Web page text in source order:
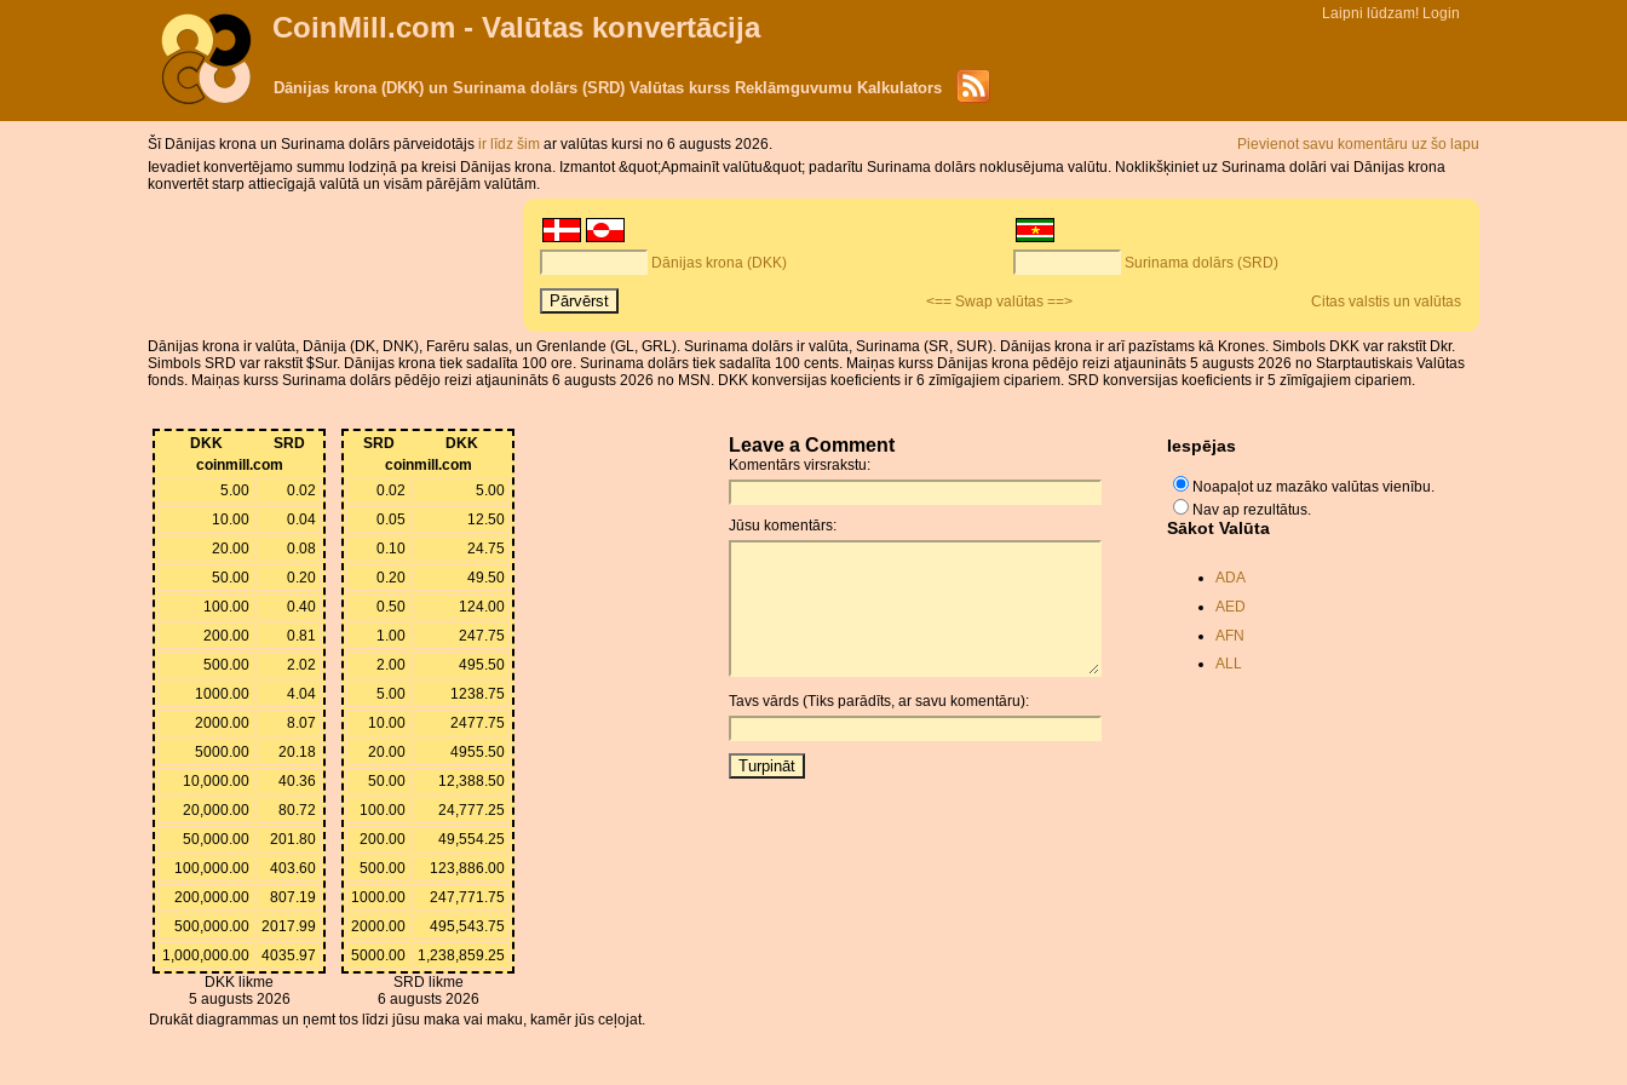
CoinMill.com - Valūtas konvertācija Laipni lūdzam! Login
Dānijas krona (DKK) un Surinama dolārs (SRD) Valūtas kurss Reklāmguvumu Kalkulators
Pievienot savu komentāru uz šo lapu
Šī Dānijas krona un Surinama dolārs pārveidotājs ir līdz šim ar valūtas kursi no 6 augusts 2026.
Ievadiet konvertējamo summu lodziņā pa kreisi Dānijas krona. Izmantot &quot;Apmainīt valūtu&quot; padarītu Surinama dolārs noklusējuma valūtu. Noklikšķiniet uz Surinama dolāri vai Dānijas krona
konvertēt starp attiecīgajā valūtā un visām pārējām valūtām.
Dānijas krona (DKK) Surinama dolārs (SRD)
<== Swap valūtas ==> Citas valstis un valūtas
Dānijas krona ir valūta, Dānija (DK, DNK), Farēru salas, un Grenlande (GL, GRL). Surinama dolārs ir valūta, Surinama (SR, SUR). Dānijas krona ir arī pazīstams kā Krones. Simbols DKK var rakstīt Dkr.
Simbols SRD var rakstīt $Sur. Dānijas krona tiek sadalīta 100 ore. Surinama dolārs tiek sadalīta 100 cents. Maiņas kurss Dānijas krona pēdējo reizi atjaunināts 5 augusts 2026 no Starptautiskais Valūtas
fonds. Maiņas kurss Surinama dolārs pēdējo reizi atjaunināts 6 augusts 2026 no MSN. DKK konversijas koeficients ir 6 zīmīgajiem cipariem. SRD konversijas koeficients ir 5 zīmīgajiem cipariem.
DKK
SRD
coinmill.com
5.00
0.02
10.00
0.04
20.00
0.08
50.00
0.20
100.00
0.40
200.00
0.81
500.00
2.02
1000.00
4.04
2000.00
8.07
5000.00
20.18
10,000.00
40.36
20,000.00
80.72
50,000.00
201.80
100,000.00
403.60
200,000.00
807.19
500,000.00
2017.99
1,000,000.00
4035.97
DKK likme
5 augusts 2026
SRD
DKK
coinmill.com
0.02
5.00
0.05
12.50
0.10
24.75
0.20
49.50
0.50
124.00
1.00
247.75
2.00
495.50
5.00
1238.75
10.00
2477.75
20.00
4955.50
50.00
12,388.50
100.00
24,777.25
200.00
49,554.25
500.00
123,886.00
1000.00
247,771.75
2000.00
495,543.75
5000.00
1,238,859.25
SRD likme
6 augusts 2026
Drukāt diagrammas un ņemt tos līdzi jūsu maka vai maku, kamēr jūs ceļojat.
Leave a Comment
Komentārs virsrakstu:
Jūsu komentārs:
Tavs vārds (Tiks parādīts, ar savu komentāru):
Iespējas
Noapaļot uz mazāko valūtas vienību.
Nav ap rezultātus.
Sākot Valūta
ADA
AED
AFN
ALL